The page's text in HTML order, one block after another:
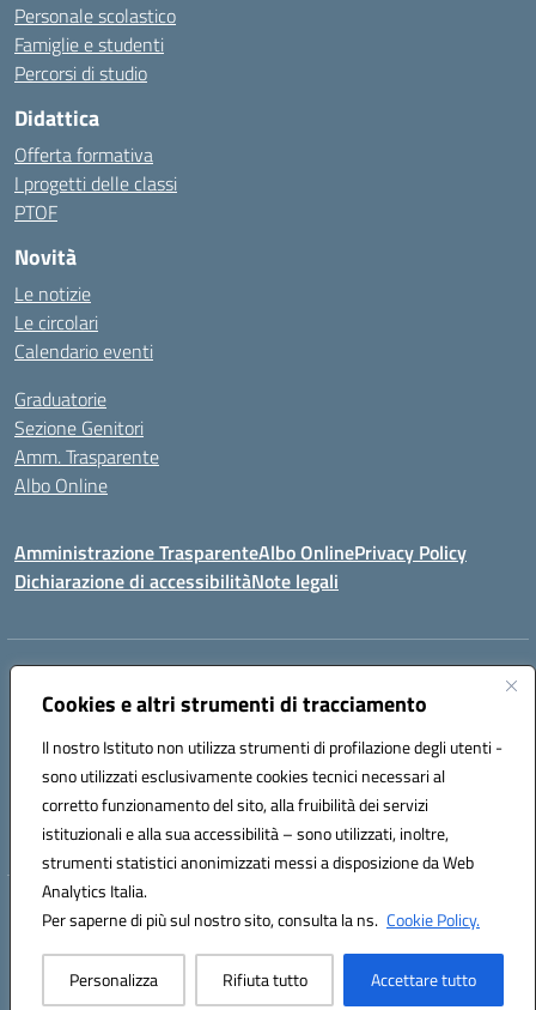
Cookies e altri strumenti di tracciamento
Il nostro Istituto non utilizza strumenti di profilazione degli utenti -
sono utilizzati esclusivamente cookies tecnici necessari al
corretto funzionamento del sito, alla fruibilità dei servizi
istituzionali e alla sua accessibilità – sono utilizzati, inoltre,
strumenti statistici anonimizzati messi a disposizione da Web
Analytics Italia.
Per saperne di più sul nostro sito, consulta la ns. Cookie Policy.
Personalizza Rifiuta tutto Accettare tutto
Personale scolastico
Famiglie e studenti
Percorsi di studio
Didattica
Offerta formativa
I progetti delle classi
PTOF
Novità
Le notizie
Le circolari
Calendario eventi
Graduatorie
Sezione Genitori
Amm. Trasparente
Albo Online
Amministrazione TrasparenteAlbo OnlinePrivacy Policy
Dichiarazione di accessibilitàNote legali
Indirizzo:
Centralino:0823/718125 Email:bnic839008@istruzione.it
Codice fiscale: 92029030621
Codice meccanografico:
BNIC839008
Codice unico di fatturazione (CUF): UFSWAV
Hosting & Powered by 3D Solution S.r.l.
Concept & Design by Designers Italia